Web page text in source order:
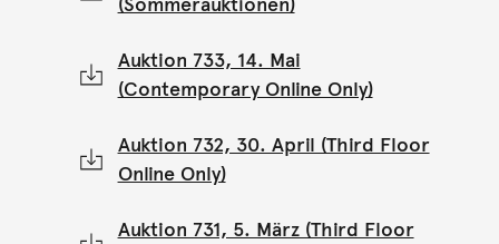
(Sommerauktionen)
Auktion 733, 14. Mai
(Contemporary Online Only)
Auktion 732, 30. April (Third Floor
Online Only)
Auktion 731, 5. März (Third Floor